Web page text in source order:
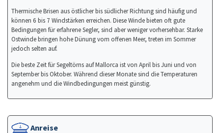
Thermische Brisen aus östlicher bis südlicher Richtung sind häufig und
können 6 bis 7 Windstärken erreichen. Diese Winde bieten oft gute
Bedingungen für erfahrene Segler, sind aber weniger vorhersehbar. Starke
Ostwinde bringen hohe Dünung vom offenen Meer, treten im Sommer
jedoch selten auf.
Die beste Zeit für Segeltörns auf Mallorca ist von April bis Juni und von
September bis Oktober. Während dieser Monate sind die Temperaturen
angenehm und die Windbedingungen meist günstig.
Anreise